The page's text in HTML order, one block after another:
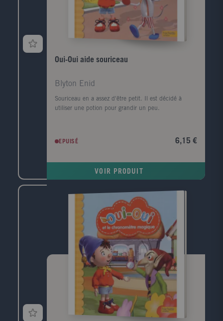
Oui-Oui aide souriceau
Blyton Enid
Souriceau en a assez d'être petit. Il est décidé à
utiliser une potion pour grandir un peu.
EPUISÉ 6,15 €
VOIR PRODUIT